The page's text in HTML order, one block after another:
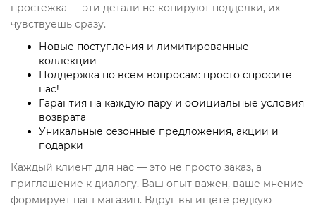
простёжка — эти детали не копируют подделки, их
чувствуешь сразу.
Новые поступления и лимитированные
коллекции
Поддержка по всем вопросам: просто спросите
нас!
Гарантия на каждую пару и официальные условия
возврата
Уникальные сезонные предложения, акции и
подарки
Каждый клиент для нас — это не просто заказ, а
приглашение к диалогу. Ваш опыт важен, ваше мнение
формирует наш магазин. Вдруг вы ищете редкую